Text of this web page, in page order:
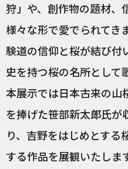
狩」や、創作物の題材、
様々な形で愛でられてき
験道の信仰と桜が結び付
史を持つ桜の名所として
本展示では日本古来の山
を捧げた笹部新太郎氏が
り、吉野をはじめとする
する作品を展観いたしま